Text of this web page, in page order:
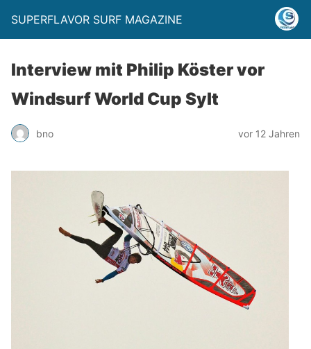
SUPERFLAVOR SURF MAGAZINE
Interview mit Philip Köster vor
Windsurf World Cup Sylt
bno vor 12 Jahren